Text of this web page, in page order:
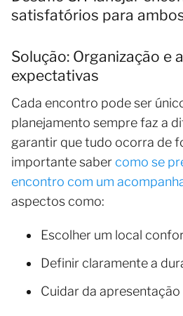
satisfatórios para
Solução: Organização e
expectativas
Cada encontro pode ser
planejamento sempre faz a
garantir que tudo ocorra de
importante saber como se
encontro com um
aspectos como:
Escolher um local
Definir claramente a
Cuidar da apresentação